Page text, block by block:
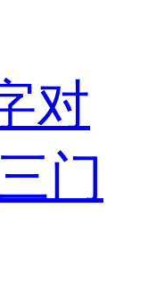
对
门